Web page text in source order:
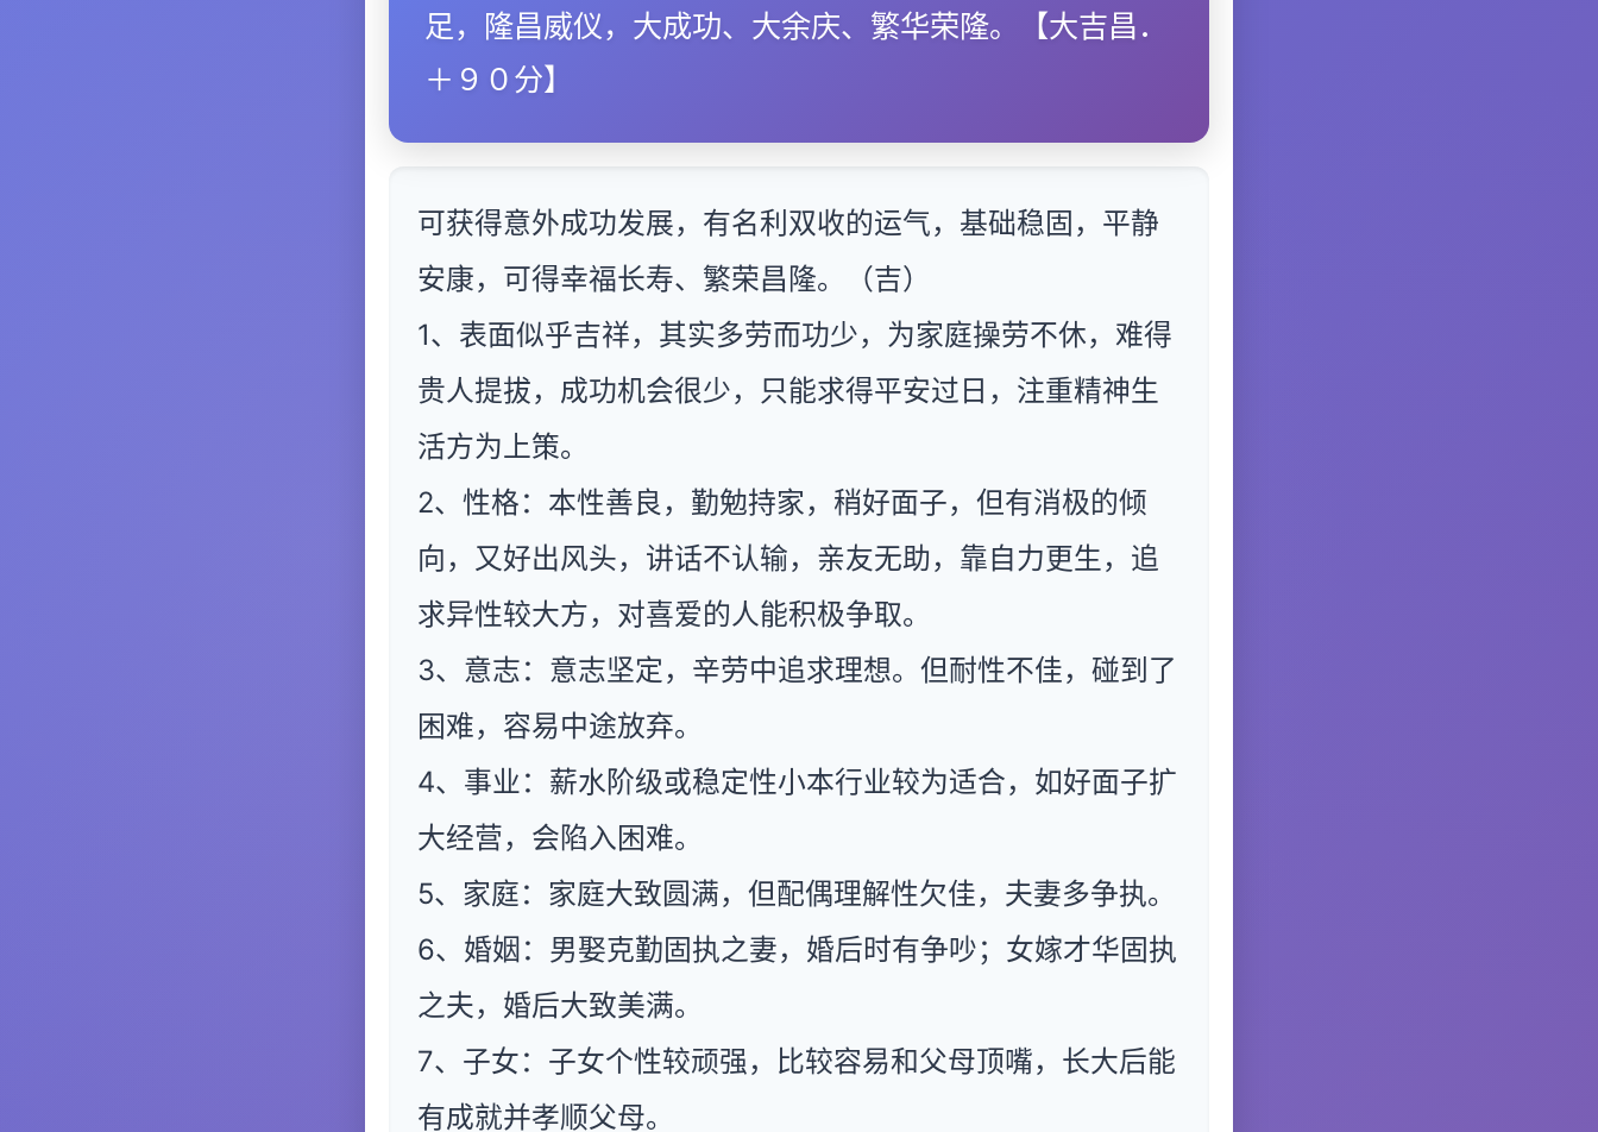
足，隆昌威仪，大成功、大余庆、繁华荣隆。【大吉昌．
＋９０分】
可获得意外成功发展，有名利双收的运气，基础稳固，平静
安康，可得幸福长寿、繁荣昌隆。（吉）
1、表面似乎吉祥，其实多劳而功少，为家庭操劳不休，难得
贵人提拔，成功机会很少，只能求得平安过日，注重精神生
活方为上策。
2、性格：本性善良，勤勉持家，稍好面子，但有消极的倾
向，又好出风头，讲话不认输，亲友无助，靠自力更生，追
求异性较大方，对喜爱的人能积极争取。
3、意志：意志坚定，辛劳中追求理想。但耐性不佳，碰到了
困难，容易中途放弃。
4、事业：薪水阶级或稳定性小本行业较为适合，如好面子扩
大经营，会陷入困难。
5、家庭：家庭大致圆满，但配偶理解性欠佳，夫妻多争执。
6、婚姻：男娶克勤固执之妻，婚后时有争吵；女嫁才华固执
之夫，婚后大致美满。
7、子女：子女个性较顽强，比较容易和父母顶嘴，长大后能
有成就并孝顺父母。